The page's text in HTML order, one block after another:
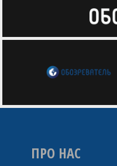
ПРО НАС